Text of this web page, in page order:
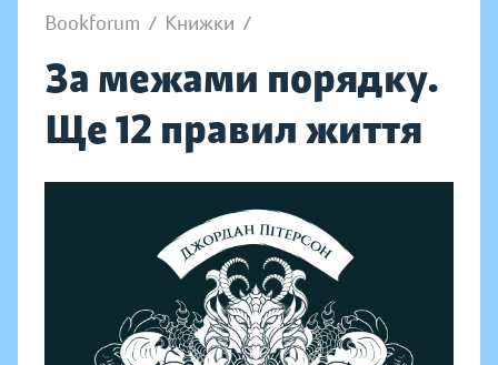
Bookforum / Книжки /
За межами порядку.
Ще 12 правил життя